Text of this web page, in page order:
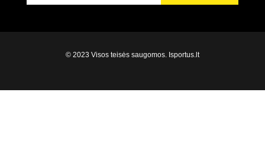
© 2023 Visos teisės saugomos. Isportus.lt